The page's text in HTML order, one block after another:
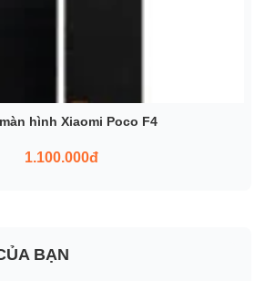
hình Xiaomi Poco F4
1.100.000đ
BẠN